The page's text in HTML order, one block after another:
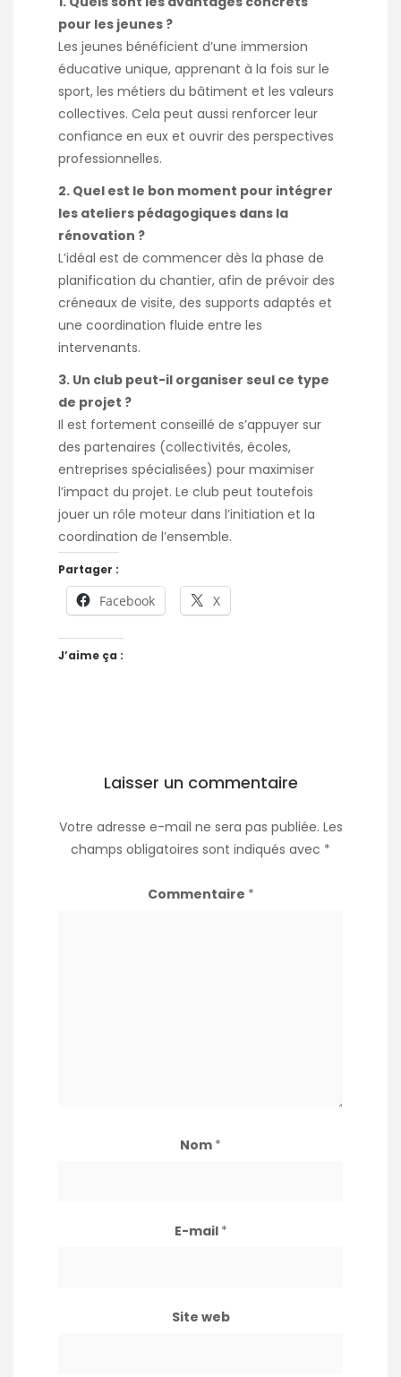
pour les jeunes ?
Les jeunes bénéficient d’une immersion
éducative unique, apprenant à la fois sur le
sport, les métiers du bâtiment et les valeurs
collectives. Cela peut aussi renforcer leur
confiance en eux et ouvrir des perspectives
professionnelles.
2. Quel est le bon moment pour intégrer
les ateliers pédagogiques dans la
rénovation ?
L’idéal est de commencer dès la phase de
planification du chantier, afin de prévoir des
créneaux de visite, des supports adaptés et
une coordination fluide entre les
intervenants.
3. Un club peut-il organiser seul ce type
de projet ?
Il est fortement conseillé de s’appuyer sur
des partenaires (collectivités, écoles,
entreprises spécialisées) pour maximiser
l’impact du projet. Le club peut toutefois
jouer un rôle moteur dans l’initiation et la
coordination de l’ensemble.
Partager :
Facebook X
J’aime ça :
Laisser un commentaire
Votre adresse e-mail ne sera pas publiée. Les
champs obligatoires sont indiqués avec *
Commentaire *
Nom *
E-mail *
Site web